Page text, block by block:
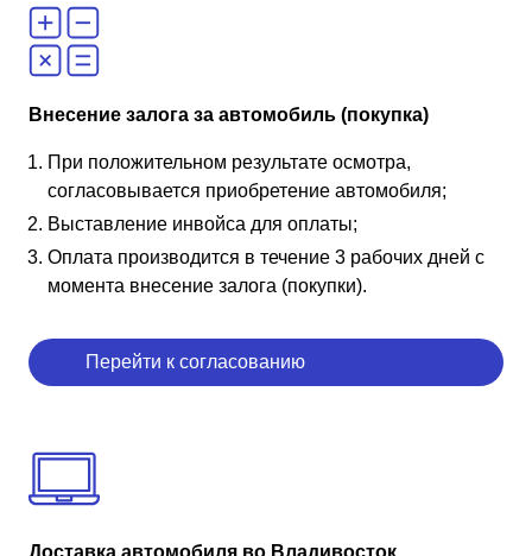
Внесение залога за автомобиль (покупка)
При положительном результате осмотра,
согласовывается приобретение автомобиля;
Выставление инвойса для оплаты;
Оплата производится в течение 3 рабочих дней с
момента внесение залога (покупки).
Перейти к согласованию
Доставка автомобиля во Владивосток